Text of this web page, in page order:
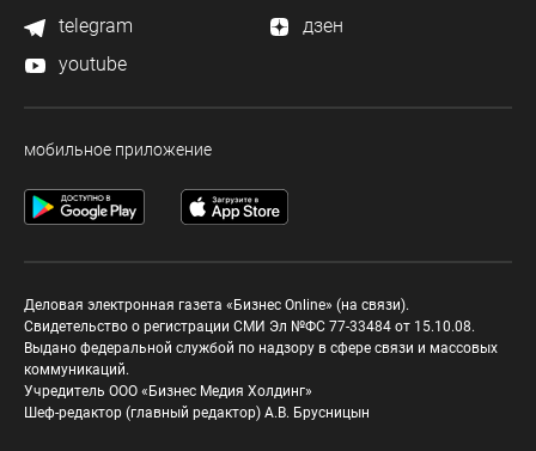
telegram
дзен
youtube
мобильное приложение
Деловая электронная газета «Бизнес Online» (на связи).
Свидетельство о регистрации СМИ Эл №ФС 77-33484 от 15.10.08.
Выдано федеральной службой по надзору в сфере связи и массовых
коммуникаций.
Учредитель ООО «Бизнес Медия Холдинг»
Шеф-редактор (главный редактор) А.В. Брусницын